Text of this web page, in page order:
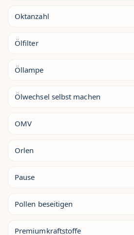
Oktanzahl
Ölfilter
Öllampe
Ölwechsel selbst machen
OMV
Orlen
Pause
Pollen beseitigen
Premiumkraftstoffe